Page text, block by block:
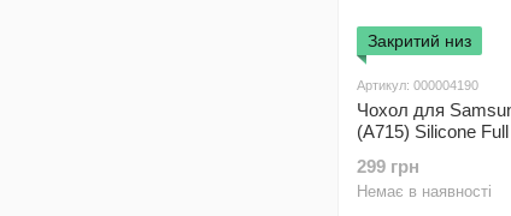
Закритий низ
Артикул: 000004190
Чохол для
(A715) Silicone
і мікрофіброю
299 грн
Немає в наявності